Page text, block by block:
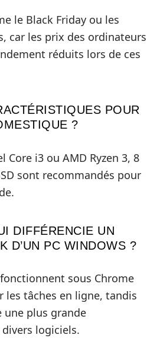
le Black Friday ou les
car les prix des ordinateurs
réduits lors de ces
POUR
?
Core i3 ou AMD Ryzen 3, 8
sont recommandés pour
DIFFÉRENCIE UN
D’UN PC WINDOWS ?
sous Chrome
les tâches en ligne, tandis
une plus grande
logiciels.